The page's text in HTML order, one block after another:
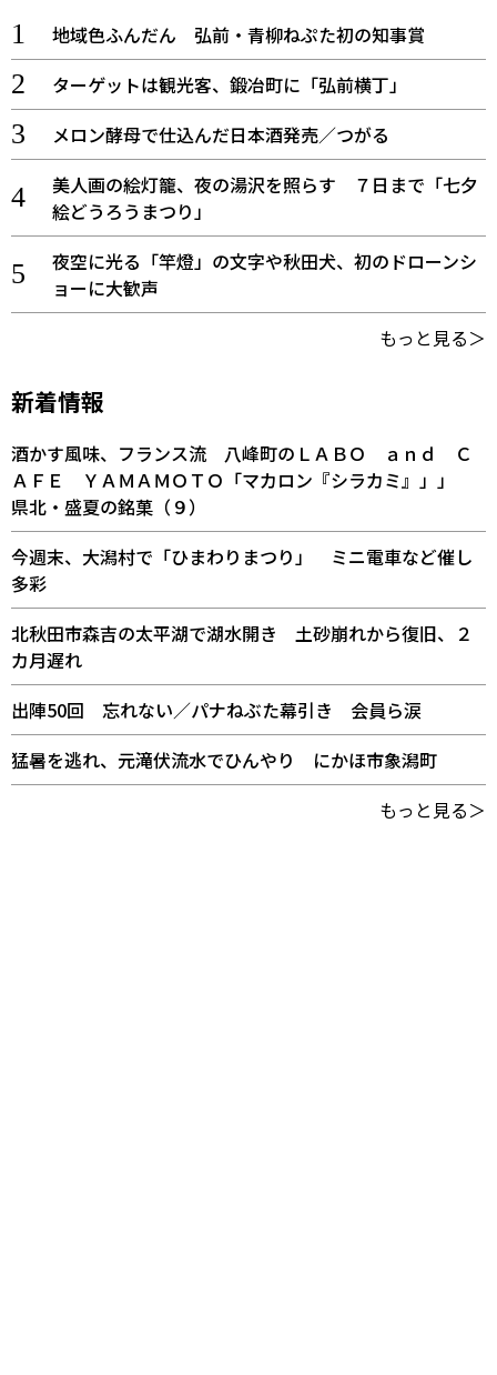
地域色ふんだん 弘前・青柳ねぷた初の知事賞
ターゲットは観光客、鍛冶町に「弘前横丁」
メロン酵母で仕込んだ日本酒発売／つがる
美人画の絵灯籠、夜の湯沢を照らす ７日まで「七夕
絵どうろうまつり」
夜空に光る「竿燈」の文字や秋田犬、初のドローンシ
ョーに大歓声
もっと見る＞
新着情報
酒かす風味、フランス流 八峰町のＬＡＢＯ ａｎｄ Ｃ
ＡＦＥ ＹＡＭＡＭＯＴＯ「マカロン『シラカミ』」」
県北・盛夏の銘菓（９）
今週末、大潟村で「ひまわりまつり」 ミニ電車など催し
多彩
北秋田市森吉の太平湖で湖水開き 土砂崩れから復旧、２
カ月遅れ
出陣50回 忘れない／パナねぶた幕引き 会員ら涙
猛暑を逃れ、元滝伏流水でひんやり にかほ市象潟町
もっと見る＞